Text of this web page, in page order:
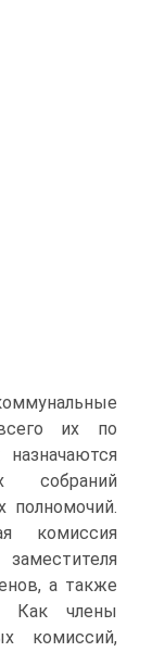
их по
собраний
полномочий.
комиссия
а также
Как члены
комиссий,